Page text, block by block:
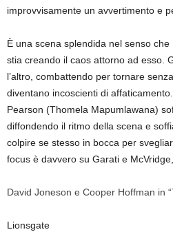
improvvisamente un avvertimento e
È una scena splendida nel senso che
stia creando il caos attorno ad esso.
l’altro, combattendo per tornare
diventano incoscienti di
Pearson (Thomela Mapumlawana)
diffondendo il ritmo della scena e
colpire se stesso in bocca per
focus è davvero su Garati e
David Joneson e Cooper Hoffman in
Lionsgate